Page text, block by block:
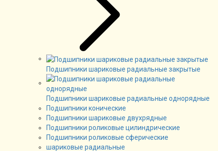
Подшипники шариковые радиальные закрытые
Подшипники шариковые радиальные однорядные
Подшипники конические
Подшипники шариковые двухрядные
Подшипники роликовые цилиндрические
Подшипники роликовые сферические
шариковые радиальные